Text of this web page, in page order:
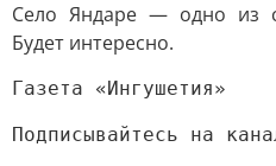
Село Яндаре — одно из
Будет интересно.
Газета «Ингушетия»
Подписывайтесь на